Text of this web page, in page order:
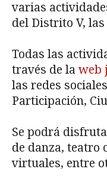
varias
del Distrito V, las
Todas las
través de la web
las redes
Participación,
Se podrá
de danza, teatro
virtuales, entre